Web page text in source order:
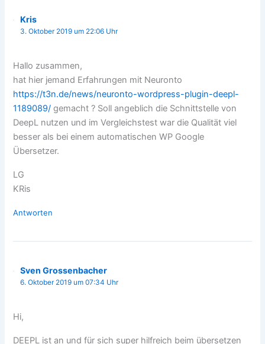
Kris
3. Oktober 2019 um 22:06 Uhr
Hallo zusammen,
hat hier jemand Erfahrungen mit Neuronto
https://t3n.de/news/neuronto-wordpress-plugin-deepl-
1189089/ gemacht ? Soll angeblich die Schnittstelle von
DeepL nutzen und im Vergleichstest war die Qualität viel
besser als bei einem automatischen WP Google
Übersetzer.
LG
KRis
Antworten
Sven Grossenbacher
6. Oktober 2019 um 07:34 Uhr
Hi,
DEEPL ist an und für sich super hilfreich beim übersetzen